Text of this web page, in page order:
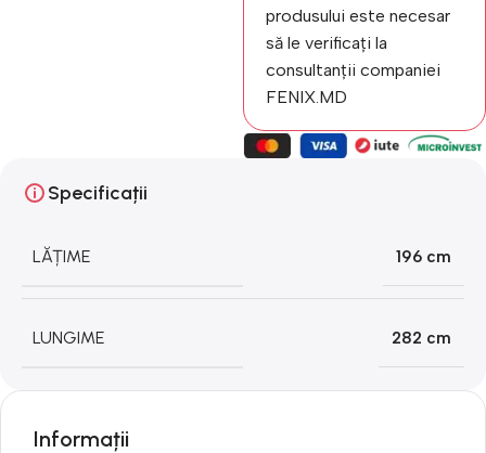
produsului este necesar
să le verificați la
consultanții companiei
FENIX.MD
Specificații
LĂȚIME 196 cm
LUNGIME 282 cm
Informații